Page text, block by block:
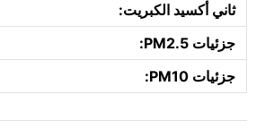
ثاني أكسيد الكبريت:
جزئيات PM2.5:
جزئيات PM10: